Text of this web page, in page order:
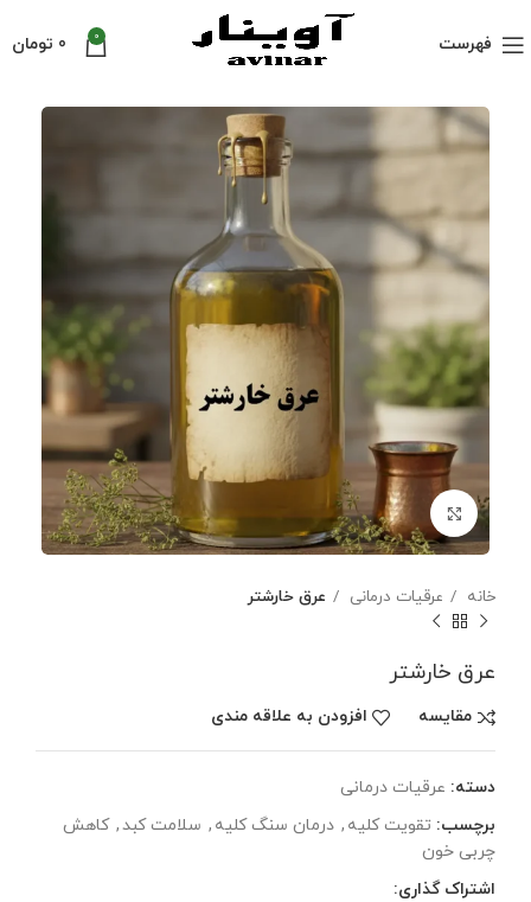
فهرست 0
0 تومان
بزرگنمایی تصویر
خانه عرقیات درمانی عرق خارشتر
عرق خارشتر
مقایسه افزودن به علاقه مندی
دسته: عرقیات درمانی
برچسب: تقویت کلیه , درمان سنگ کلیه , سلامت کبد, کاهش
چربی خون
اشتراک گذاری: